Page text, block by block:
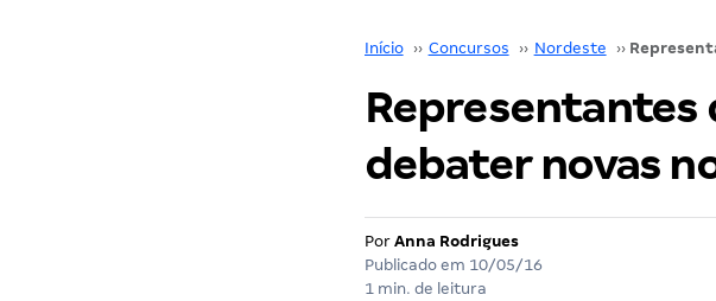
Início ›› Concursos ›› Nordeste ››
Representantes
debater novas
Por Anna Rodrigues
Publicado em 10/05/16
1 min. de leitura